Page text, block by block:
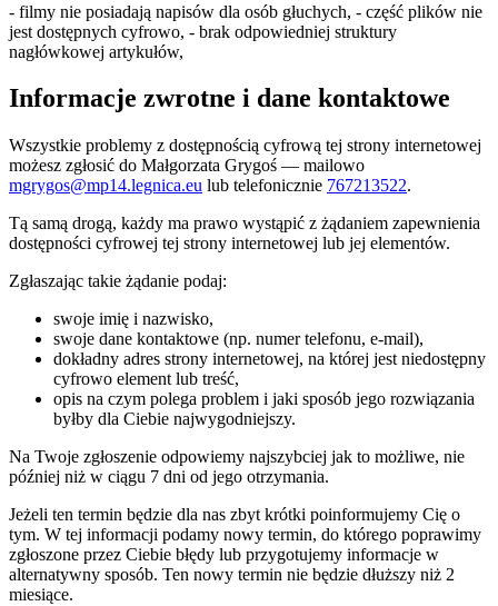
- filmy nie posiadają napisów dla osób głuchych, - część plików nie
jest dostępnych cyfrowo, - brak odpowiedniej struktury
nagłówkowej artykułów,
Informacje zwrotne i dane kontaktowe
Wszystkie problemy z dostępnością cyfrową tej strony internetowej
możesz zgłosić do Małgorzata Grygoś — mailowo
mgrygos@mp14.legnica.eu lub telefonicznie 767213522.
Tą samą drogą, każdy ma prawo wystąpić z żądaniem zapewnienia
dostępności cyfrowej tej strony internetowej lub jej elementów.
Zgłaszając takie żądanie podaj:
swoje imię i nazwisko,
swoje dane kontaktowe (np. numer telefonu, e-mail),
dokładny adres strony internetowej, na której jest niedostępny
cyfrowo element lub treść,
opis na czym polega problem i jaki sposób jego rozwiązania
byłby dla Ciebie najwygodniejszy.
Na Twoje zgłoszenie odpowiemy najszybciej jak to możliwe, nie
później niż w ciągu 7 dni od jego otrzymania.
Jeżeli ten termin będzie dla nas zbyt krótki poinformujemy Cię o
tym. W tej informacji podamy nowy termin, do którego poprawimy
zgłoszone przez Ciebie błędy lub przygotujemy informacje w
alternatywny sposób. Ten nowy termin nie będzie dłuższy niż 2
miesiące.